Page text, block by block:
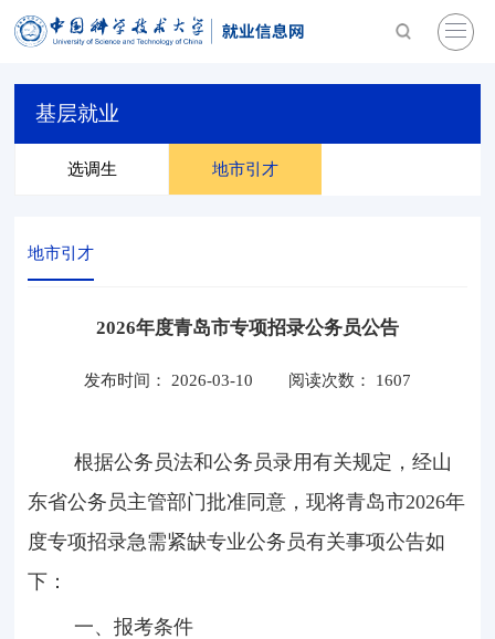
基层就业
选调生 地市引才
地市引才
2026年度青岛市专项招录公务员公告
发布时间： 2026-03-10 阅读次数： 1607
根据公务员法和公务员录用有关规定，经山
东省公务员主管部门批准同意，现将青岛市2026年
度专项招录急需紧缺专业公务员有关事项公告如
下：
一、报考条件